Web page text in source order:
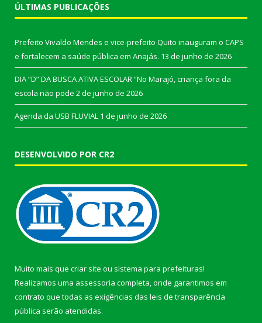
ÚLTIMAS PUBLICAÇÕES
Prefeito Vivaldo Mendes e vice-prefeito Quito inauguram o CAPS
e fortalecem a saúde pública em Anajás. 13 de junho de 2026
DIA “D” DA BUSCA ATIVA ESCOLAR “No Marajó, criança fora da
escola não pode 2 de junho de 2026
Agenda da USB FLUVIAL 1 de junho de 2026
DESENVOLVIDO POR CR2
Muito mais que criar site ou sistema para prefeituras!
Realizamos uma assessoria completa, onde garantimos em
contrato que todas as exigências das leis de transparência
pública serão atendidas.